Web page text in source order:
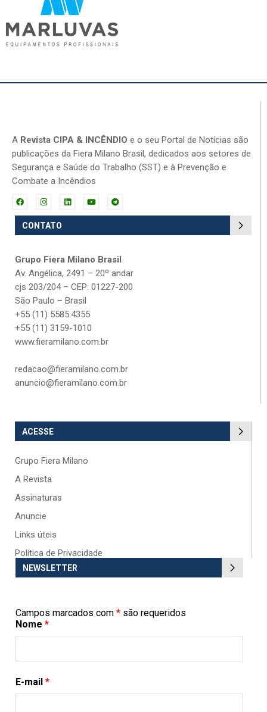
A Revista CIPA & INCÊNDIO e o seu Portal de Notícias são
publicações da Fiera Milano Brasil, dedicados aos setores de
Segurança e Saúde do Trabalho (SST) e à Prevenção e
Combate a Incêndios
CONTATO
Grupo Fiera Milano Brasil
Av. Angélica, 2491 – 20º andar
cjs 203/204 – CEP: 01227-200
São Paulo – Brasil
+55 (11) 5585.4355
+55 (11) 3159-1010
www.fieramilano.com.br
redacao@fieramilano.com.br
anuncio@fieramilano.com.br
ACESSE
Grupo Fiera Milano
A Revista
Assinaturas
Anuncie
Links úteis
Política de Privacidade
NEWSLETTER
Campos marcados com * são requeridos
Nome *
E-mail *